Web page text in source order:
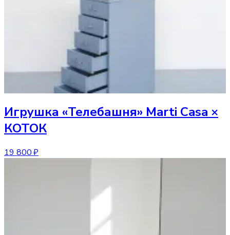
Игрушка «Телебашня» Marti Casa ×
КОТОК
19 800 ₽